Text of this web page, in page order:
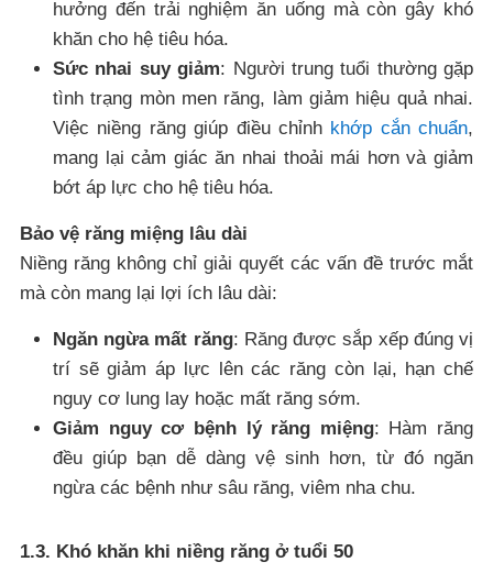
hưởng đến trải nghiệm ăn uống mà còn gây khó
khăn cho hệ tiêu hóa.
Sức nhai suy giảm: Người trung tuổi thường gặp
tình trạng mòn men răng, làm giảm hiệu quả nhai.
Việc niềng răng giúp điều chỉnhkhớp cắn chuẩn,
mang lại cảm giác ăn nhai thoải mái hơn và giảm
bớt áp lực cho hệ tiêu hóa.
Bảo vệ răng miệng lâu dài
Niềng răng không chỉ giải quyết các vấn đề trước mắt
mà còn mang lại lợi ích lâu dài:
Ngăn ngừa mất răng: Răng được sắp xếp đúng vị
trí sẽ giảm áp lực lên các răng còn lại, hạn chế
nguy cơ lung lay hoặc mất răng sớm.
Giảm nguy cơ bệnh lý răng miệng: Hàm răng
đều giúp bạn dễ dàng vệ sinh hơn, từ đó ngăn
ngừa các bệnh như sâu răng, viêm nha chu.
1.3. Khó khăn khi niềng răng ở tuổi 50